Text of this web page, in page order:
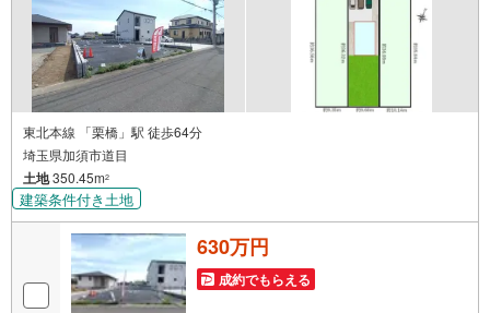
東北本線 「栗橋」駅 徒歩64分
埼玉県加須市道目
土地350.45m2
建築条件付き土地
630万円
成約でもらえる